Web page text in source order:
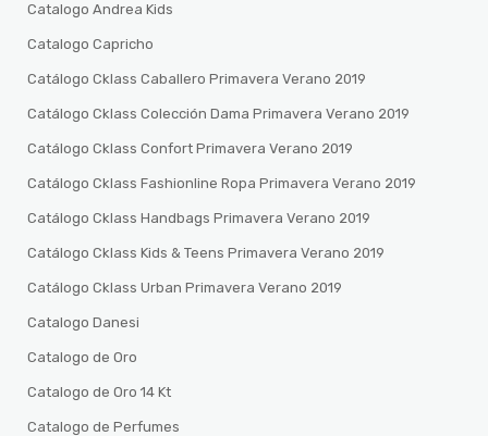
Catalogo Andrea Kids
Catalogo Capricho
Catálogo Cklass Caballero Primavera Verano 2019
Catálogo Cklass Colección Dama Primavera Verano 2019
Catálogo Cklass Confort Primavera Verano 2019
Catálogo Cklass Fashionline Ropa Primavera Verano 2019
Catálogo Cklass Handbags Primavera Verano 2019
Catálogo Cklass Kids & Teens Primavera Verano 2019
Catálogo Cklass Urban Primavera Verano 2019
Catalogo Danesi
Catalogo de Oro
Catalogo de Oro 14 Kt
Catalogo de Perfumes